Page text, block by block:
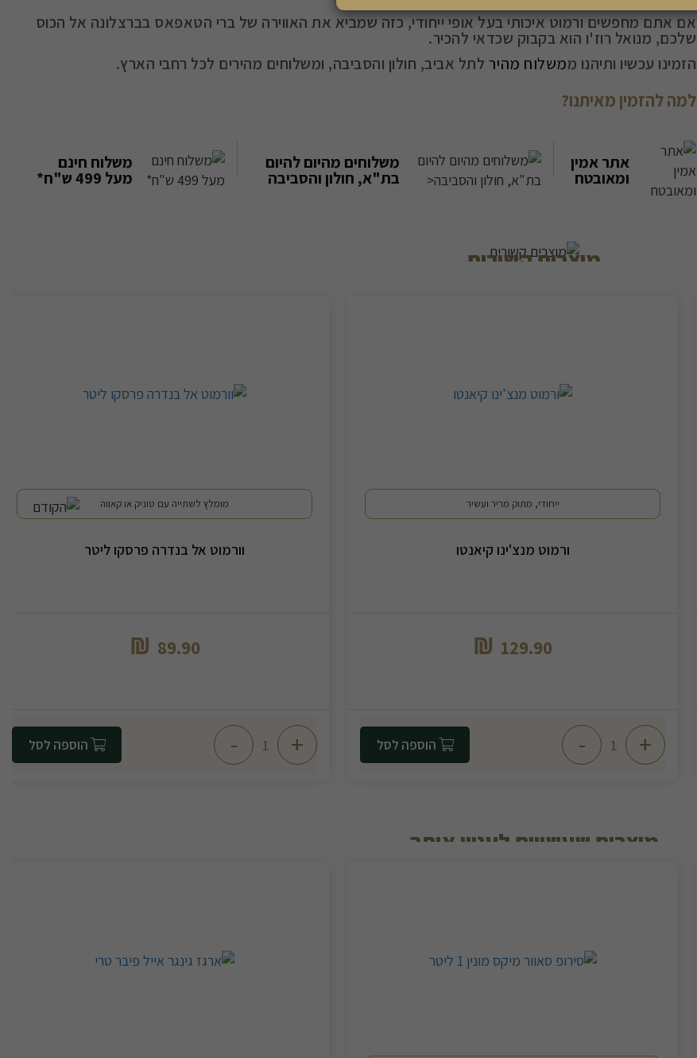
אם אתם מחפשים ורמוט איכותי בעל אופי ייחודי, כזה שמביא את האווירה של ברי הטאפאס בברצלונה אל הכוס
שלכם, מנואל רוז'ו הוא בקבוק שכדאי להכיר.
הזמינו עכשיו ותיהנו ממשלוח מהיר לתל אביב, חולון והסביבה, ומשלוחים מהירים לכל רחבי הארץ.
למה להזמין מאיתנו?
אתר אמין
ומאובטח
משלוחים מהיום להיום
בת"א, חולון והסביבה
משלוח חינם
מעל 499 ש"ח*
מוצרים קשורים
ייחודי, מתוק מריר ועשיר
ורמוט מנצ'ינו קיאנטו
129.90
₪
+
-
מומלץ לשתייה עם טוניק או קאווה
וורמוט אל בנדרה פרסקו ליטר
89.90
₪
+
-
מוצרים שעשויים לעניין אותך